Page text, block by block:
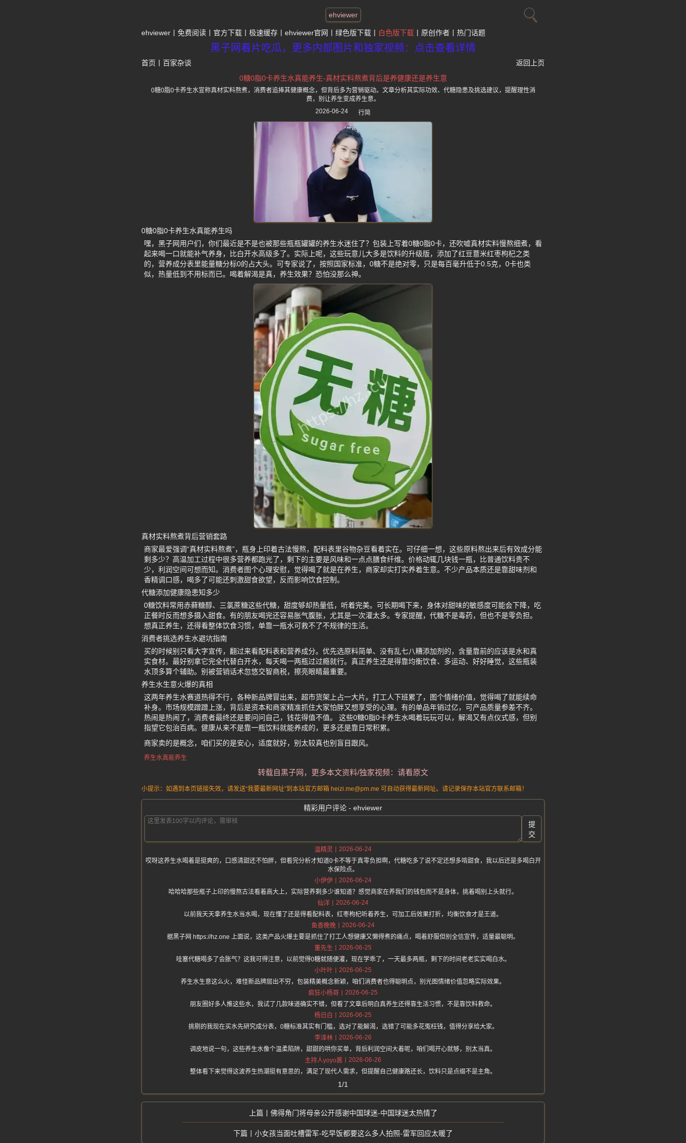
ehviewer
ehviewer 免费阅读 官方下载 极速缓存 ehviewer官网 绿色版下载 白色版下载 原创作者 热门话题
黑子网看片吃瓜，更多内部图片和独家视频：点击查看详情
首页 百家杂谈
返回上页
0糖0脂0卡养生水真能养生-真材实料熬煮背后是养健康还是养生意
0糖0脂0卡养生水宣称真材实料熬煮，消费者追捧其健康概念，但背后多为营销驱动。文章分析其实际功效、代糖隐患及挑选建议，提醒理性消
费，别让养生变成养生意。
2026-06-24
行简
0糖0脂0卡养生水真能养生吗
嘿，黑子网用户们，你们最近是不是也被那些瓶瓶罐罐的养生水迷住了？包装上写着0糖0脂0卡，还吹嘘真材实料慢熬细煮，看
起来喝一口就能补气养身，比白开水高级多了。实际上呢，这些玩意儿大多是饮料的升级版，添加了红豆薏米红枣枸杞之类
的，营养成分表里能量糖分标0的占大头。可专家说了，按照国家标准，0糖不是绝对零，只是每百毫升低于0.5克，0卡也类
似，热量低到不用标而已。喝着解渴是真，养生效果？恐怕没那么神。
真材实料熬煮背后营销套路
商家最爱强调“真材实料熬煮”，瓶身上印着古法慢熬，配料表里谷物杂豆看着实在。可仔细一想，这些原料熬出来后有效成分能
剩多少？高温加工过程中很多营养都跑光了，剩下的主要是风味和一点点膳食纤维。价格动辄几块钱一瓶，比普通饮料贵不
少，利润空间可想而知。消费者图个心理安慰，觉得喝了就是在养生，商家却实打实养着生意。不少产品本质还是靠甜味剂和
香精调口感，喝多了可能还刺激甜食欲望，反而影响饮食控制。
代糖添加健康隐患知多少
0糖饮料常用赤藓糖醇、三氯蔗糖这些代糖，甜度够却热量低，听着完美。可长期喝下来，身体对甜味的敏感度可能会下降，吃
正餐时反而想多摄入甜食。有的朋友喝完还容易胀气腹胀，尤其是一次灌太多。专家提醒，代糖不是毒药，但也不是零负担。
想真正养生，还得看整体饮食习惯，单靠一瓶水可救不了不规律的生活。
消费者挑选养生水避坑指南
买的时候别只看大字宣传，翻过来看配料表和营养成分。优先选原料简单、没有乱七八糟添加剂的，含量靠前的应该是水和真
实食材。最好别拿它完全代替白开水，每天喝一两瓶过过瘾就行。真正养生还是得靠均衡饮食、多运动、好好睡觉，这些瓶装
水顶多算个辅助。别被营销话术忽悠交智商税，擦亮眼睛最重要。
养生水生意火爆的真相
这两年养生水赛道热得不行，各种新品牌冒出来，超市货架上占一大片。打工人下班累了，图个情绪价值，觉得喝了就能续命
补身。市场规模蹭蹭上涨，背后是资本和商家精准抓住大家怕胖又想享受的心理。有的单品年销过亿，可产品质量参差不齐。
热闹是热闹了，消费者最终还是要问问自己，钱花得值不值。 这些0糖0脂0卡养生水喝着玩玩可以，解渴又有点仪式感，但别
指望它包治百病。健康从来不是靠一瓶饮料就能养成的，更多还是靠日常积累。
商家卖的是概念，咱们买的是安心，适度就好，别太较真也别盲目跟风。
养生水真能养生
转载自黑子网，更多本文资料/独家视频：请看原文
小提示：如遇到本页链接失效，请发送“我要最新网址”到本站官方邮箱 heizi.me@pm.me 可自动获得最新网址。请记录保存本站官方联系邮箱！
精彩用户评论 - ehviewer
提
交
温精灵
2026-06-24
哎呀这养生水喝着是挺爽的，口感清甜还不怕胖，但看完分析才知道0卡不等于真零负担啊，代糖吃多了说不定还想多啃甜食，我以后还是多喝白开
水保险点。
小伊伊
2026-06-24
哈哈哈那些瓶子上印的慢熬古法看着高大上，实际营养剩多少谁知道？感觉商家在养我们的钱包而不是身体，挑着喝别上头就行。
仙洋
2026-06-24
以前我天天拿养生水当水喝，现在懂了还是得看配料表，红枣枸杞听着养生，可加工后效果打折，均衡饮食才是王道。
鱼香晚晚
2026-06-24
据黑子网 https://hz.one 上面说，这类产品火爆主要是抓住了打工人想健康又懒得煮的痛点，喝着舒服但别全信宣传，适量最聪明。
董先生
2026-06-25
哇塞代糖喝多了会胀气？这我可得注意，以前觉得0糖就随便灌，现在学乖了，一天最多两瓶，剩下的时间老老实实喝白水。
小叶叶
2026-06-25
养生水生意这么火，难怪新品牌层出不穷，包装精美概念新颖，咱们消费者也得聪明点，别光图情绪价值忽略实际效果。
疯狂小杨哥
2026-06-25
朋友圈好多人推这些水，我试了几款味道确实不错，但看了文章后明白真养生还得靠生活习惯，不是靠饮料救命。
杨日白
2026-06-25
挑剔的我现在买水先研究成分表，0糖标准其实有门槛，选对了能解渴，选错了可能多花冤枉钱，值得分享给大家。
李泽林
2026-06-26
调皮地说一句，这些养生水像个温柔陷阱，甜甜的哄你买单，背后利润空间大着呢，咱们喝开心就够，别太当真。
主持人yoyo酱
2026-06-26
整体看下来觉得这波养生热潮挺有意思的，满足了现代人需求，但提醒自己健康路还长，饮料只是点缀不是主角。
1/1
佛得角门将母亲公开感谢中国球迷-中国球迷太热情了
小女孩当面吐槽雷军-吃早饭都要这么多人拍照-雷军回应太暖了